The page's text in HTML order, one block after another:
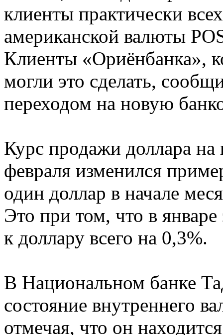
клиенты практически
американской валюты
Клиенты «Ориёнбанка»,
могли это сделать,
переходом на новую
Курс продажи доллара
февраля изменился
один доллар в начале
Это при том, что в
к доллару всего на 0,3%.
В Национальном банке
состояние внутреннего
отмечая, что он